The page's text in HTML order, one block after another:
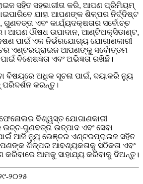
ସହିତ ସହଭାଗୀତା କରି, ଆପଣ ପ୍ରିମିୟମ୍
ଯାହା ଆପଣଙ୍କ ଶିଳ୍ପର ନିର୍ଦ୍ଦିଷ୍ଟ
ଏବଂ କାର୍ଯ୍ୟଦକ୍ଷତାର ସର୍ବୋଚ୍ଚ
ଆପଣ ଔଷଧ ଉପାଦାନ, ଆଣ୍ଟିଅକ୍ସିଡାଣ୍ଟ,
ପାଇଁ ଏକ ନିର୍ଭରଯୋଗ୍ୟ ଯୋଗାଣକାରୀ
ଏଣ୍ଟରପ୍ରାଇଜ ଆପଣଙ୍କୁ ସର୍ବୋତ୍ତମ
ବିଶେଷଜ୍ଞତା ଏବଂ ଅଭିଜ୍ଞତା ରଖିଛି।
ବିଷୟରେ ଅଧିକ ସୂଚନା ପାଇଁ, ଦୟାକରି ନ୍ୟୁ
କରନ୍ତୁ।
ବିଶ୍ୱସ୍ତ ଯୋଗାଣକାରୀ
ଗୁଣବତ୍ତା ଉତ୍ପାଦ ଏବଂ ସେବା
ଆଜି ନ୍ୟୁ ଭେଞ୍ଚର ଏଣ୍ଟରପ୍ରାଇଜ ସହିତ
ଶିଳ୍ପର ଆବଶ୍ୟକତାକୁ ସଠିକତା ଏବଂ
କରିବାରେ ଆମକୁ ସାହାଯ୍ୟ କରିବାକୁ ଦିଅନ୍ତୁ।
୨୦୨୫